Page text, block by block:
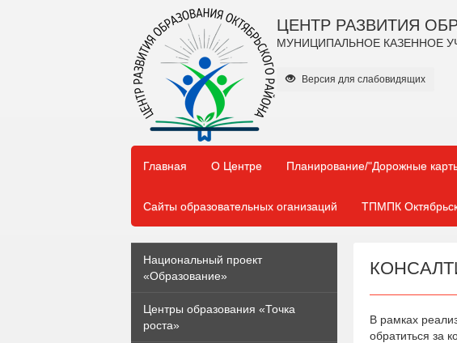
ЦЕНТР РАЗВИТИЯ
МУНИЦИПАЛЬНОЕ КАЗЕННОЕ
Версия для слабовидящих
Главная О Центре Планирование/"Дорожные
Сайты образовательных оганизаций ТПМПК
Национальный проект
«Образование»
Центры образования «Точка
роста»
В рамках
обратиться за